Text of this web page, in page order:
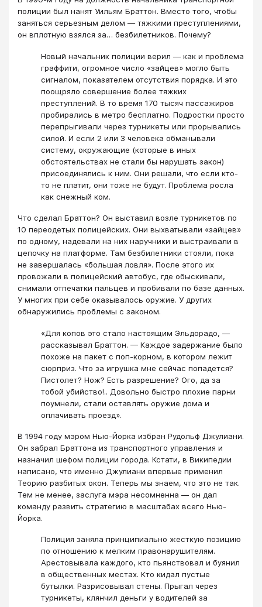
полиции был нанят Уильям Браттон. Вместо того, чтобы
заняться серьезным делом — тяжкими преступлениями,
он вплотную взялся за… безбилетников. Почему?
Новый начальник полиции верил — как и проблема
граффити, огромное число «зайцев» могло быть
сигналом, показателем отсутствия порядка. И это
поощряло совершение более тяжких
преступлений. В то время 170 тысяч пассажиров
пробирались в метро бесплатно. Подростки просто
перепрыгивали через турникеты или прорывались
силой. И если 2 или 3 человека обманывали
систему, окружающие (которые в иных
обстоятельствах не стали бы нарушать закон)
присоединялись к ним. Они решали, что если кто-
то не платит, они тоже не будут. Проблема росла
как снежный ком.
Что сделал Браттон? Он выставил возле турникетов по
10 переодетых полицейских. Они выхватывали «зайцев»
по одному, надевали на них наручники и выстраивали в
цепочку на платформе. Там безбилетники стояли, пока
не завершалась «большая ловля». После этого их
провожали в полицейский автобус, где обыскивали,
снимали отпечатки пальцев и пробивали по базе данных.
У многих при себе оказывалось оружие. У других
обнаружились проблемы с законом.
«Для копов это стало настоящим Эльдорадо, —
рассказывал Браттон. — Каждое задержание было
похоже на пакет с поп-корном, в котором лежит
сюрприз. Что за игрушка мне сейчас попадется?
Пистолет? Нож? Есть разрешение? Ого, да за
тобой убийство!.. Довольно быстро плохие парни
поумнели, стали оставлять оружие дома и
оплачивать проезд».
В 1994 году мэром Нью-Йорка избран Рудольф Джулиани.
Он забрал Браттона из транспортного управления и
назначил шефом полиции города. Кстати, в Википедии
написано, что именно Джулиани впервые применил
Теорию разбитых окон. Теперь мы знаем, что это не так.
Тем не менее, заслуга мэра несомненна — он дал
команду развить стратегию в масштабах всего Нью-
Йорка.
Полиция заняла принципиально жесткую позицию
по отношению к мелким правонарушителям.
Арестовывала каждого, кто пьянствовал и буянил
в общественных местах. Кто кидал пустые
бутылки. Разрисовывал стены. Прыгал через
турникеты, клянчил деньги у водителей за